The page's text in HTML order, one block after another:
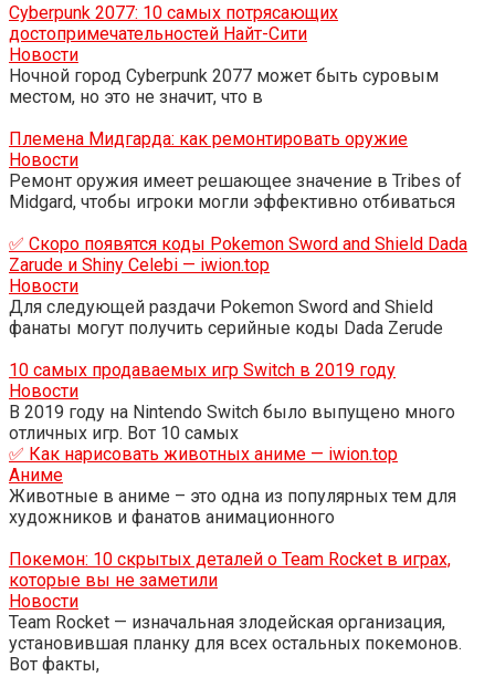
Cyberpunk 2077: 10 самых потрясающих
достопримечательностей Найт-Сити
Новости
Ночной город Cyberpunk 2077 может быть суровым
местом, но это не значит, что в
Племена Мидгарда: как ремонтировать оружие
Новости
Ремонт оружия имеет решающее значение в Tribes of
Midgard, чтобы игроки могли эффективно отбиваться
✅ Скоро появятся коды Pokemon Sword and Shield Dada
Zarude и Shiny Celebi — iwion.top
Новости
Для следующей раздачи Pokemon Sword and Shield
фанаты могут получить серийные коды Dada Zerude
10 самых продаваемых игр Switch в 2019 году
Новости
В 2019 году на Nintendo Switch было выпущено много
отличных игр. Вот 10 самых
✅ Как нарисовать животных аниме — iwion.top
Аниме
Животные в аниме – это одна из популярных тем для
художников и фанатов анимационного
Покемон: 10 скрытых деталей о Team Rocket в играх,
которые вы не заметили
Новости
Team Rocket — изначальная злодейская организация,
установившая планку для всех остальных покемонов.
Вот факты,